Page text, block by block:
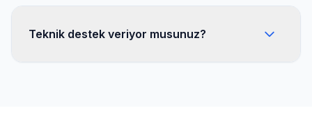
Teknik destek veriyor musunuz?